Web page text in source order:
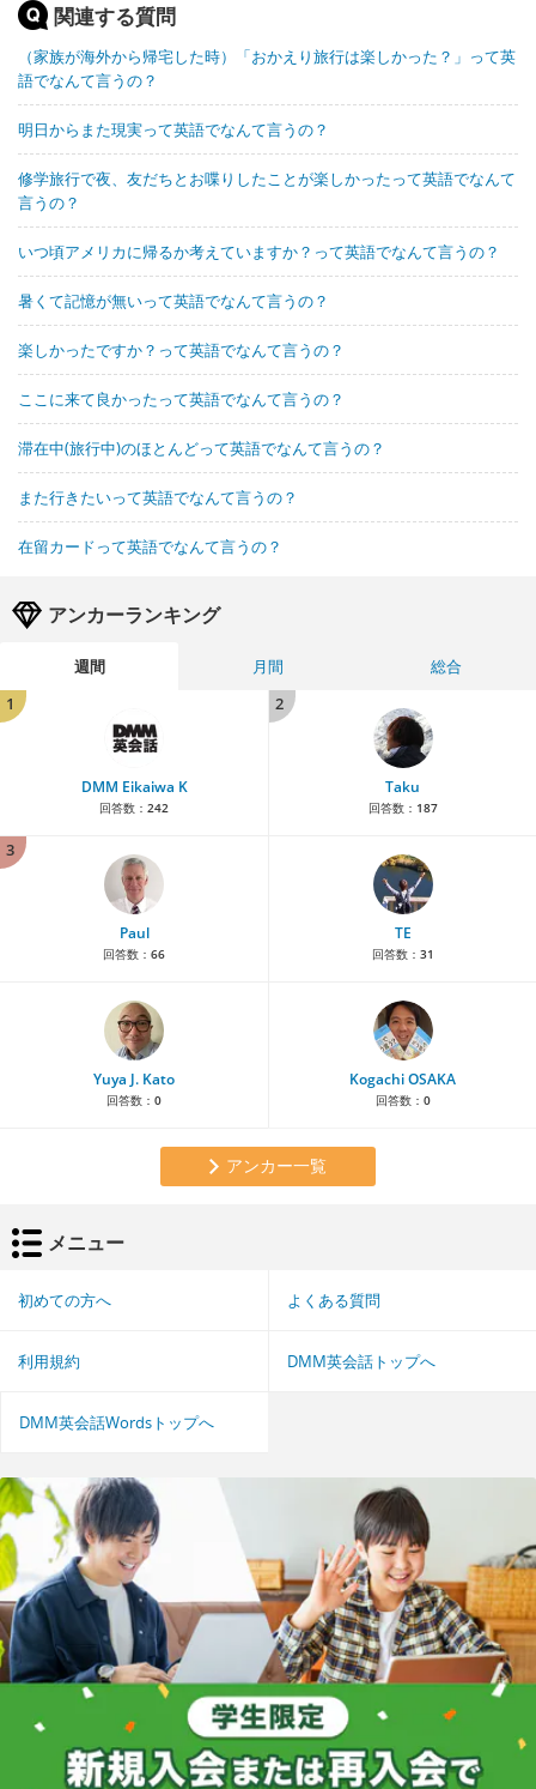
関連する質問
（家族が海外から帰宅した時）「おかえり旅行は楽しかった？」って英
語でなんて言うの？
明日からまた現実って英語でなんて言うの？
修学旅行で夜、友だちとお喋りしたことが楽しかったって英語でなんて
言うの？
いつ頃アメリカに帰るか考えていますか？って英語でなんて言うの？
暑くて記憶が無いって英語でなんて言うの？
楽しかったですか？って英語でなんて言うの？
ここに来て良かったって英語でなんて言うの？
滞在中(旅行中)のほとんどって英語でなんて言うの？
また行きたいって英語でなんて言うの？
在留カードって英語でなんて言うの？
アンカーランキング
週間 月間
総合
1
DMM Eikaiwa K
回答数： 242
2
Taku
回答数： 187
3
Paul
回答数： 66
TE
回答数： 31
Yuya J. Kato
回答数： 0
Kogachi OSAKA
回答数： 0
アンカー一覧
メニュー
初めての方へ よくある質問
利用規約 DMM英会話トップへ
DMM英会話Wordsトップへ